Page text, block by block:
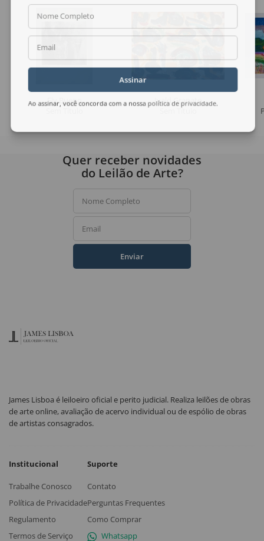
Ely Bueno
Sem Título
Ivald Granato
Sem Título
Nome Completo
Email
Assinar
Ao assinar, você concorda com a nossa política de privacidade.
Quer receber novidades
do Leilão de Arte?
Nome Completo
Email
Enviar
James Lisboa é leiloeiro oficial e perito judicial. Realiza leilões de obras
de arte online, avaliação de acervo individual ou de espólio de obras
de artistas consagrados.
Institucional
Trabalhe Conosco
Política de Privacidade
Regulamento
Termos de Serviço
Suporte
Contato
Perguntas Frequentes
Como Comprar
Whatsapp